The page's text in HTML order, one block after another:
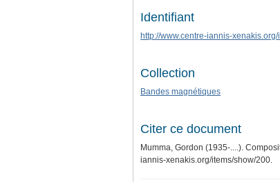
Identifiant
http://www.centre-iannis-
Collection
Bandes magnétiques
Citer ce document
Mumma, Gordon (1935-....).
iannis-xenakis.org/items/show/200.